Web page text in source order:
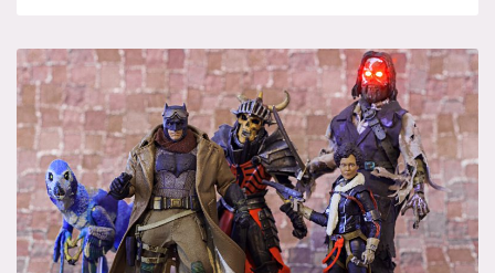
–
One:12
Collective
von
Mezco